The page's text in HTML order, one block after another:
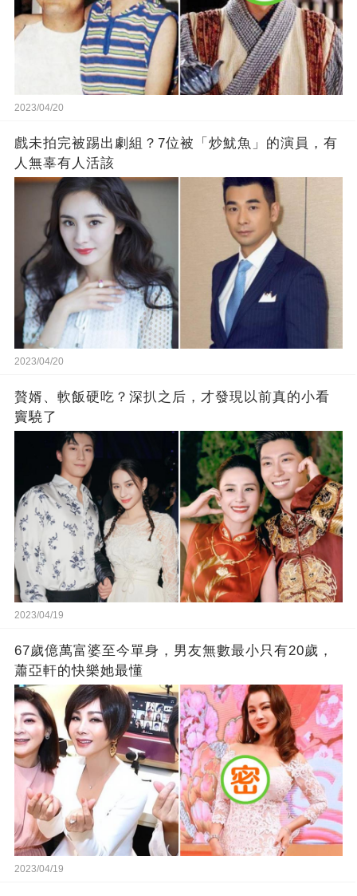
2023/04/20
戲未拍完被踢出劇組？7位被「炒魷魚」的演員，有
人無辜有人活該
2023/04/20
贅婿、軟飯硬吃？深扒之后，才發現以前真的小看
竇驍了
2023/04/19
67歲億萬富婆至今單身，男友無數最小只有20歲，
蕭亞軒的快樂她最懂
2023/04/19